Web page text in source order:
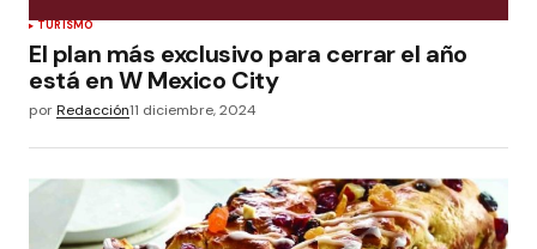
TURISMO
El plan más exclusivo para cerrar el año
está en W Mexico City
porRedacción11 diciembre, 2024